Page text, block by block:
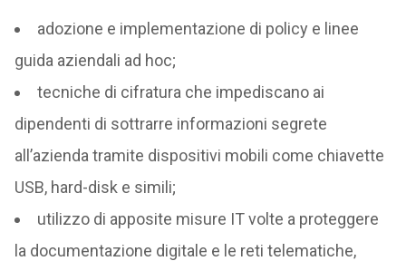
adozione e implementazione di policy e linee
guida aziendali ad hoc;
tecniche di cifratura che impediscano ai
dipendenti di sottrarre informazioni segrete
all’azienda tramite dispositivi mobili come chiavette
USB, hard-disk e simili;
utilizzo di apposite misure IT volte a proteggere
la documentazione digitale e le reti telematiche,